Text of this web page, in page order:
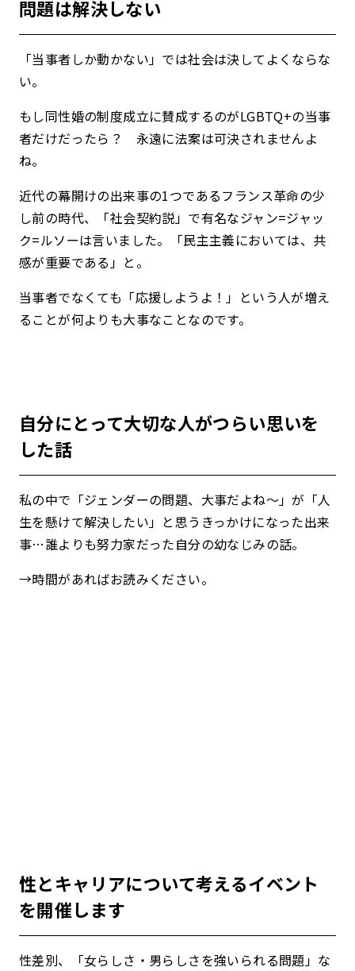
問題は解決しない
「当事者しか動かない」では社会は決してよくならな
い。
もし同性婚の制度成立に賛成するのがLGBTQ+の当事
者だけだったら？ 永遠に法案は可決されませんよ
ね。
近代の幕開けの出来事の1つであるフランス革命の少
し前の時代、「社会契約説」で有名なジャン=ジャッ
ク=ルソーは言いました。「民主主義においては、共
感が重要である」と。
当事者でなくても「応援しようよ！」という人が増え
ることが何よりも大事なことなのです。
自分にとって大切な人がつらい思いを
した話
私の中で「ジェンダーの問題、大事だよね〜」が「人
生を懸けて解決したい」と思うきっかけになった出来
事…誰よりも努力家だった自分の幼なじみの話。
→時間があればお読みください。
性とキャリアについて考えるイベント
を開催します
性差別、「女らしさ・男らしさを強いられる問題」な